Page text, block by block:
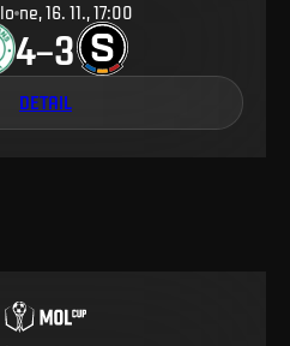
ne, 16. 11., 17:00
4–3
DETAIL